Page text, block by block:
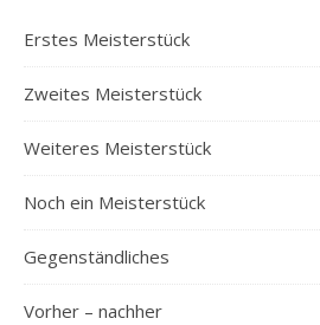
Erstes Meisterstück
Zweites Meisterstück
Weiteres Meisterstück
Noch ein Meisterstück
Gegenständliches
Vorher – nachher